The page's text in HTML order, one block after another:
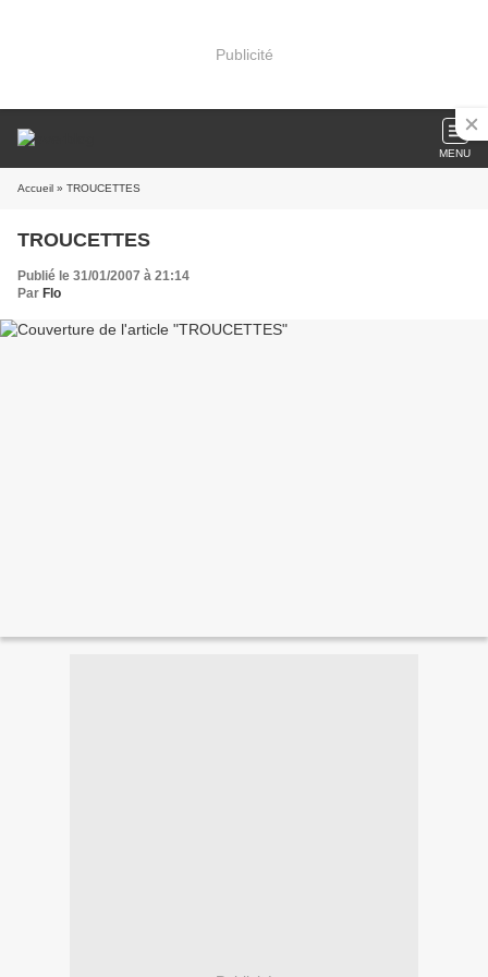
Publicité
MENU
Accueil » TROUCETTES
TROUCETTES
Publié le 31/01/2007 à 21:14
Par Flo